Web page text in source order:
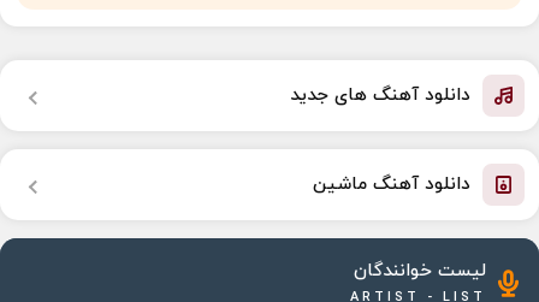
دانلود آهنگ های جدید
دانلود آهنگ ماشین
لیست خوانندگان
ARTIST - LIST